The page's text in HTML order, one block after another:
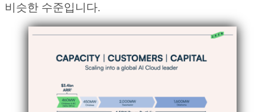
비슷한 수준입니다.